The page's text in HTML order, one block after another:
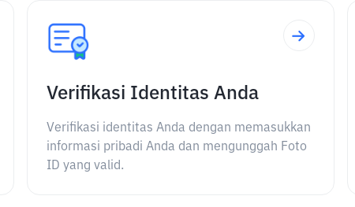
Verifikasi Identitas Anda
Verifikasi identitas Anda dengan memasukkan
informasi pribadi Anda dan mengunggah Foto
ID yang valid.